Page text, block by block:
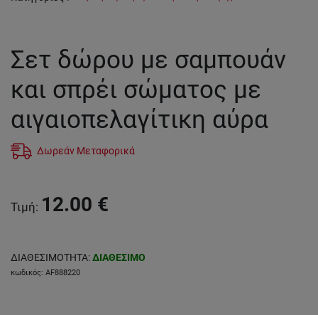
Σετ δώρου με σαμπουάν
και σπρέι σώματος με
αιγαιοπελαγίτικη αύρα
Δωρεάν Μεταφορικά
Τιμή: 12.00 €
ΔΙΑΘΕΣΙΜΟΤΗΤΑ:ΔΙΑΘΕΣΙΜΟ
κωδικός: AF888220